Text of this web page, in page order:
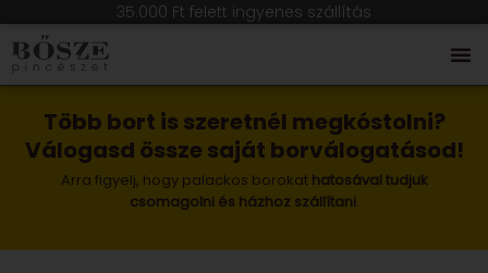
35.000 Ft felett ingyenes szállítás
Több bort is szeretnél megkóstolni?
Válogasd össze saját borválogatásod!
Arra figyelj, hogy palackos borokat hatosával tudjuk
csomagolni és házhoz szállítani.